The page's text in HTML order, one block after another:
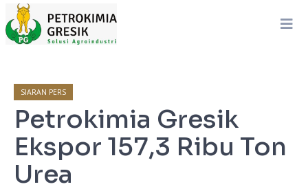
SIARAN PERS
Petrokimia Gresik
Ekspor 157,3 Ribu Ton
Urea